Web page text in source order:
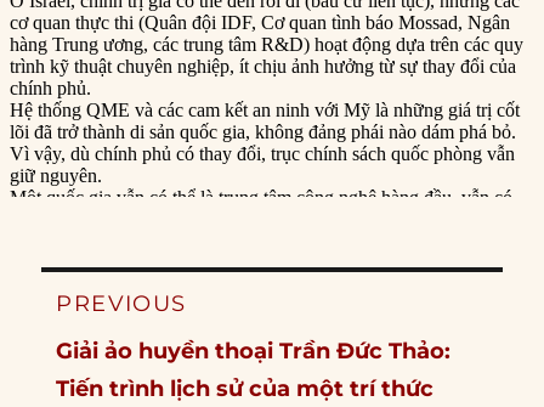
Post
PREVIOUS
Previous
post:
Giải ảo huyền thoại Trần Đức Thảo:
Tiến trình lịch sử của một trí thức